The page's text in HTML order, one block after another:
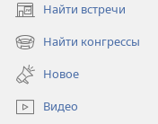
Найти встречи
(открывается
в
новом
окне)
Найти конгрессы
(открывается
новом
окне)
Новое
Видео